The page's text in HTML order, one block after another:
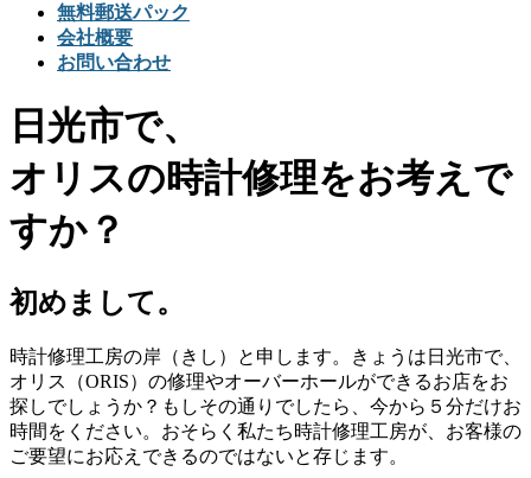
無料郵送パック
会社概要
お問い合わせ
日光市で、
オリスの時計修理をお考えで
すか？
初めまして。
時計修理工房の岸（きし）と申します。きょうは日光市で、
オリス（ORIS）の修理やオーバーホールができるお店をお
探しでしょうか？もしその通りでしたら、今から５分だけお
時間をください。おそらく私たち時計修理工房が、お客様の
ご要望にお応えできるのではないと存じます。